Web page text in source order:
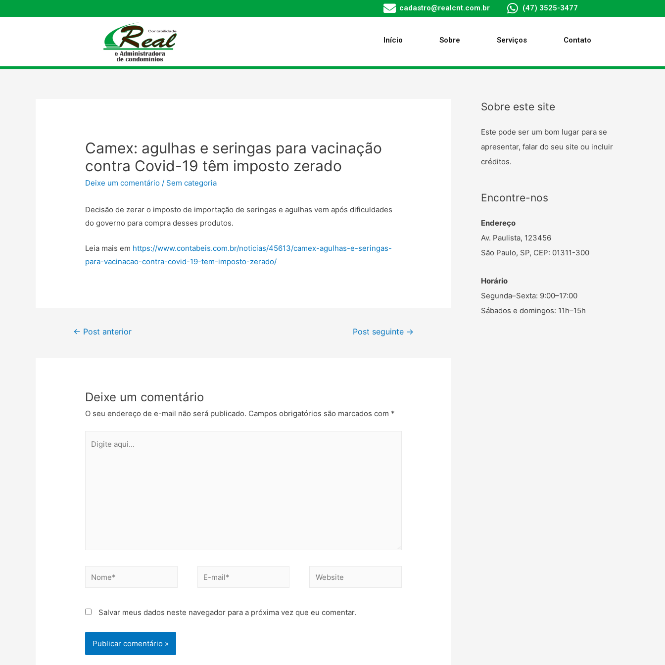
cadastro@realcnt.com.br (47) 3525-3477
Início Sobre Serviços Contato
Camex: agulhas e seringas para vacinação
contra Covid-19 têm imposto zerado
Deixe um comentário / Sem categoria
Decisão de zerar o imposto de importação de seringas e agulhas vem após dificuldades
do governo para compra desses produtos.
Leia mais em https://www.contabeis.com.br/noticias/45613/camex-agulhas-e-seringas-
para-vacinacao-contra-covid-19-tem-imposto-zerado/
← Post anterior Post seguinte →
Deixe um comentário
O seu endereço de e-mail não será publicado. Campos obrigatórios são marcados com *
Salvar meus dados neste navegador para a próxima vez que eu comentar.
Sobre este site
Este pode ser um bom lugar para se
apresentar, falar do seu site ou incluir
créditos.
Encontre-nos
Endereço
Av. Paulista, 123456
São Paulo, SP, CEP: 01311-300
Horário
Segunda–Sexta: 9:00–17:00
Sábados e domingos: 11h–15h